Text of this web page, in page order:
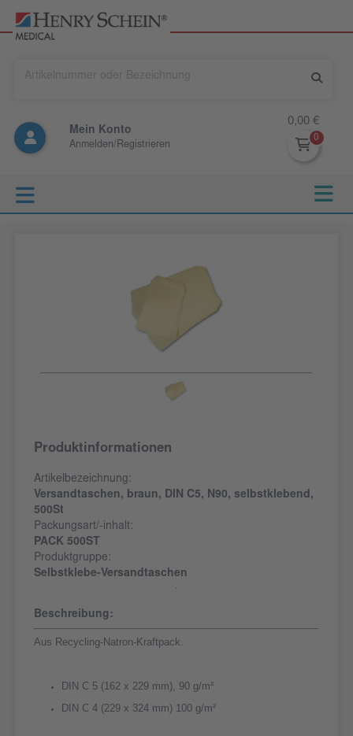
Mein Konto
Anmelden/Registrieren
0,00 €
Produktinformationen
Artikelbezeichnung:
Versandtaschen, braun, DIN C5, N90, selbstklebend,
500St
Packungsart/-inhalt:
PACK 500ST
Produktgruppe:
Selbstklebe-Versandtaschen
Beschreibung:
Aus Recycling-Natron-Kraftpack.
DIN C 5 (162 x 229 mm), 90 g/m²
DIN C 4 (229 x 324 mm) 100 g/m²